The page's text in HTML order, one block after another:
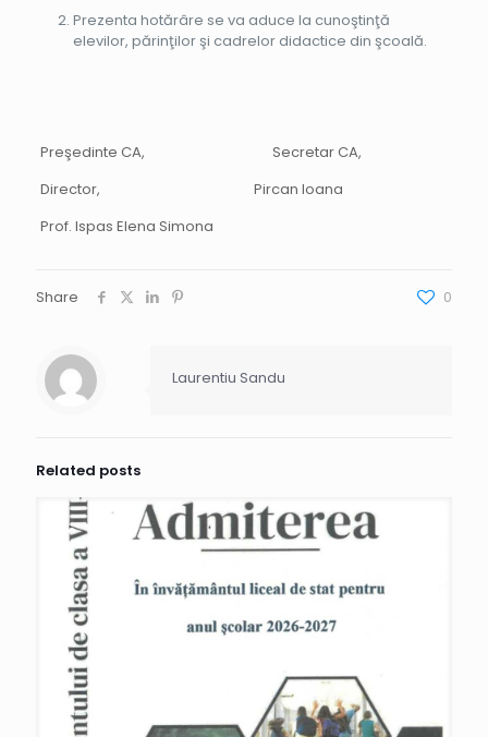
Prezenta hotărâre se va aduce la cunoştinţă
elevilor, părinţilor şi cadrelor didactice din şcoală.
Preşedinte CA, Secretar CA,
Director, Pircan Ioana
Prof. Ispas Elena Simona
Share 0
Laurentiu Sandu
Related posts